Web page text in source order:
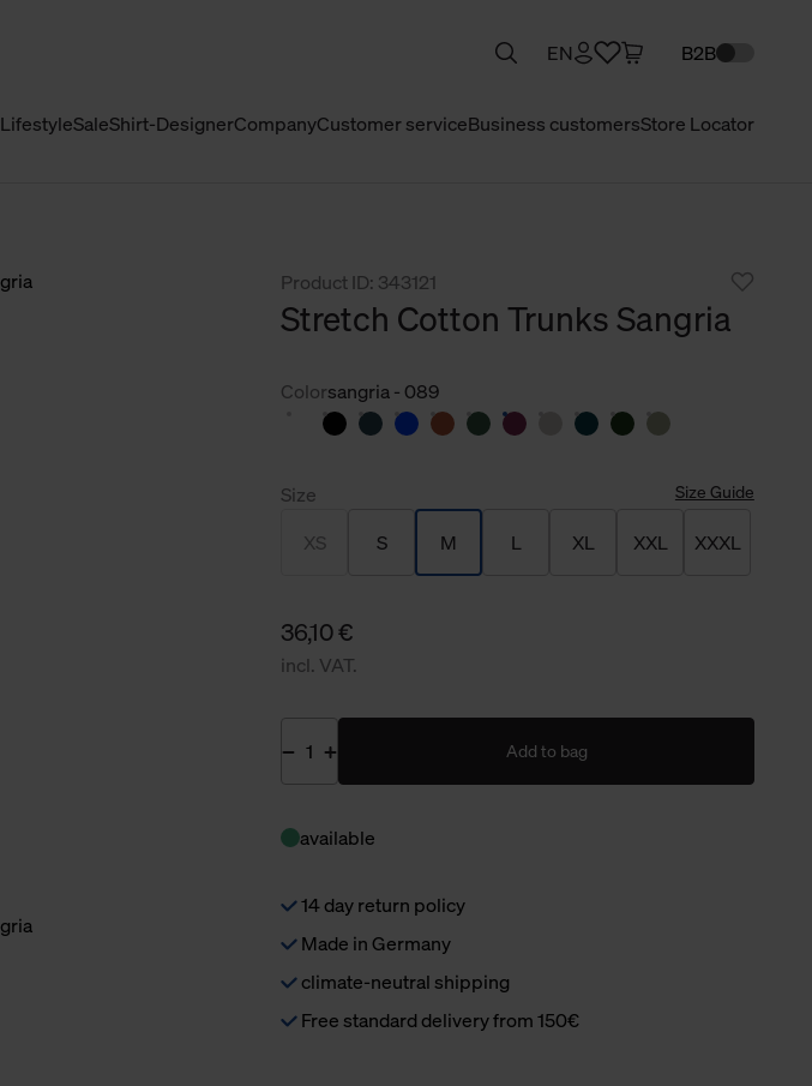
LifestyleSaleShirt-DesignerCompanyCustomer serviceBusiness customersStore Locator
EN B2B
Product ID: 343121
Stretch Cotton Trunks Sangria
Colorsangria - 089
Size Size Guide
XS S M L XL XXL XXXL
36,10 €
incl. VAT.
Add to bag
available
14 day return policy
Made in Germany
climate-neutral shipping
Free standard delivery from 150€